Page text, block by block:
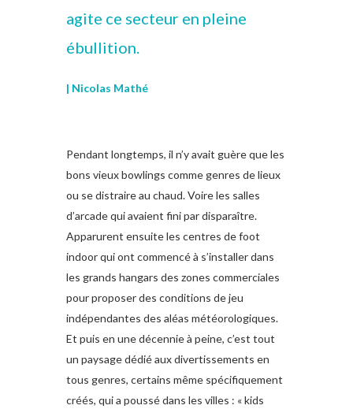
agite ce secteur en pleine
ébullition.
| Nicolas Mathé
Pendant longtemps, il n’y avait guère que les
bons vieux bowlings comme genres de lieux
ou se distraire au chaud. Voire les salles
d’arcade qui avaient fini par disparaître.
Apparurent ensuite les centres de foot
indoor qui ont commencé à s’installer dans
les grands hangars des zones commerciales
pour proposer des conditions de jeu
indépendantes des aléas météorologiques.
Et puis en une décennie à peine, c’est tout
un paysage dédié aux divertissements en
tous genres, certains même spécifiquement
créés, qui a poussé dans les villes : « kids